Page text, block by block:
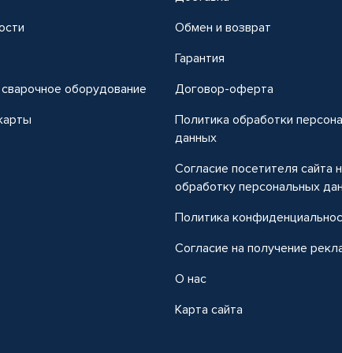
оборудование
Обмен и возврат
Гарантия
Договор-оферта
Политика обработки
данных
Согласие посетителя сайта
обработку персональных
Политика
Согласие на получение
О нас
Карта сайта